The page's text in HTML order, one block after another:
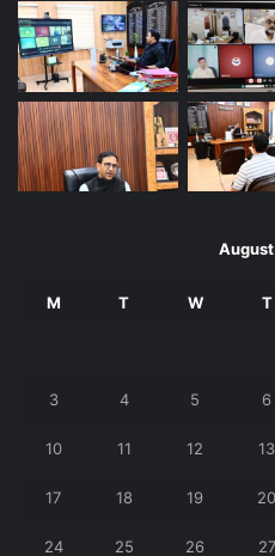
M T W T
3 4 5 6
10 11 12 13
17 18 19 20
24 25 26 27